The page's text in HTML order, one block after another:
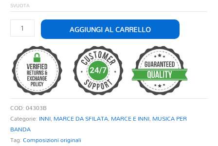
SVUOTA
IL
VOLONTARIO
quantità
AGGIUNGI AL CARRELLO
COD:04303B
Categorie: INNI, MARCE DA SFILATA, MARCE E INNI, MUSICA PER
BANDA
Tag:Composizioni originali